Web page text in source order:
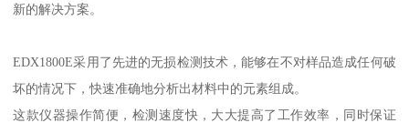
新的解决方案。
EDX1800E采用了先进的无损检测技术，能够在不对样品造成任何破
坏的情况下，快速准确地分析出材料中的元素组成。
这款仪器操作简便，检测速度快，大大提高了工作效率，同时保证